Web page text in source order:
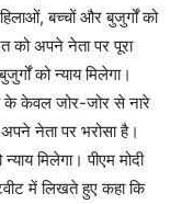
बच्चों और बुजुर्गों को
को अपने नेता पर पूरा
को न्याय मिलेगा।
के केवल जोर-जोर से नारे
नेता पर भरोसा है।
मिलेगा। पीएम मोदी
में लिखते हुए कहा कि